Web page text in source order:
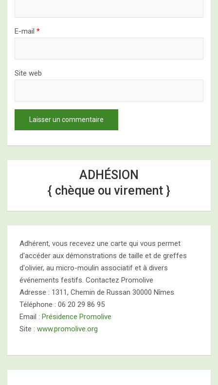
E-mail *
Site web
ADHÉSION
{ chèque ou virement }
Adhérent, vous recevez une carte qui vous permet
d'accéder aux démonstrations de taille et de greffes
d'olivier, au micro-moulin associatif et à divers
événements festifs. Contactez Promolive
Adresse : 1311, Chemin de Russan 30000 Nîmes
Téléphone : 06 20 29 86 95
Email : Présidence Promolive
Site : www.promolive.org